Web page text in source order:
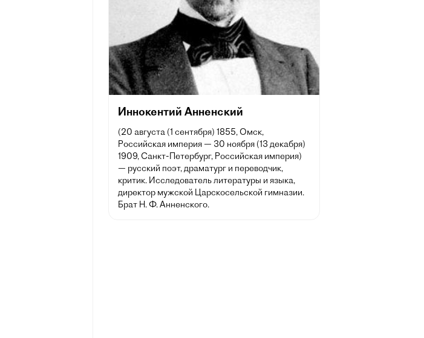
Иннокентий Анненский
(20 августа (1 сентября) 1855, Омск,
Российская империя — 30 ноября (13 декабря)
1909, Санкт-Петербург, Российская империя)
— русский поэт, драматург и переводчик,
критик. Исследователь литературы и языка,
директор мужской Царскосельской гимназии.
Брат Н. Ф. Анненского.